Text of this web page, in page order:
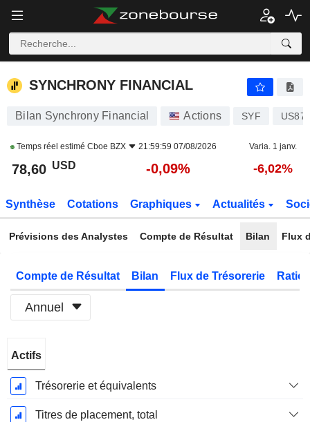
SYNCHRONY FINANCIAL
SYNCHRONY FINANCIAL
Bilan Synchrony Financial Actions SYF
Temps réel estimé Cboe BZX 21:59:59 07/08/2026 Varia. 1 janv.
78,60 USD -0,09% -6,02%
Synthèse Cotations Graphiques Actualités
Prévisions des Analystes Compte de Résultat Bilan Flux
Compte de Résultat Bilan Flux de Trésorerie
Annuel
Fiscale:
Décembre
Actifs
Trésorerie et équivalents
Titres de placement, total